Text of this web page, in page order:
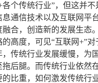
各个传统行业”，但这并
通信技术以及互联网平
合，创造新的发展生态
高度，可见“互联网+”对
传统行业发展缓慢，为
后腿。而传统行业依然
比重，如何激发传统行